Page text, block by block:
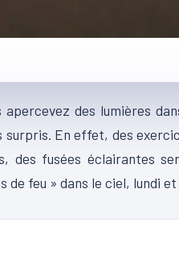
des lumières
En effet, des
des fusées éclairantes
de feu » dans le ciel, lundi